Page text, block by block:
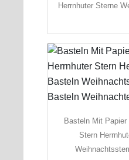
Herrnhuter Sterne
Basteln Mit Papier
Stern